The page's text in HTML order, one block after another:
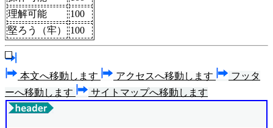
理解可能
100
堅ろう（牢）
100
本文へ移動します アクセスへ移動します
フッタ
ーへ移動します
サイトマップへ移動します